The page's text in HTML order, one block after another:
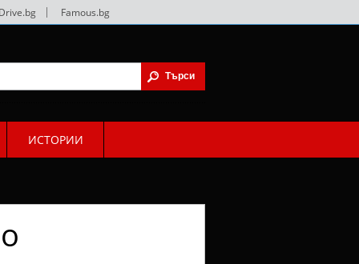
Famous.bg
ИСТОРИИ